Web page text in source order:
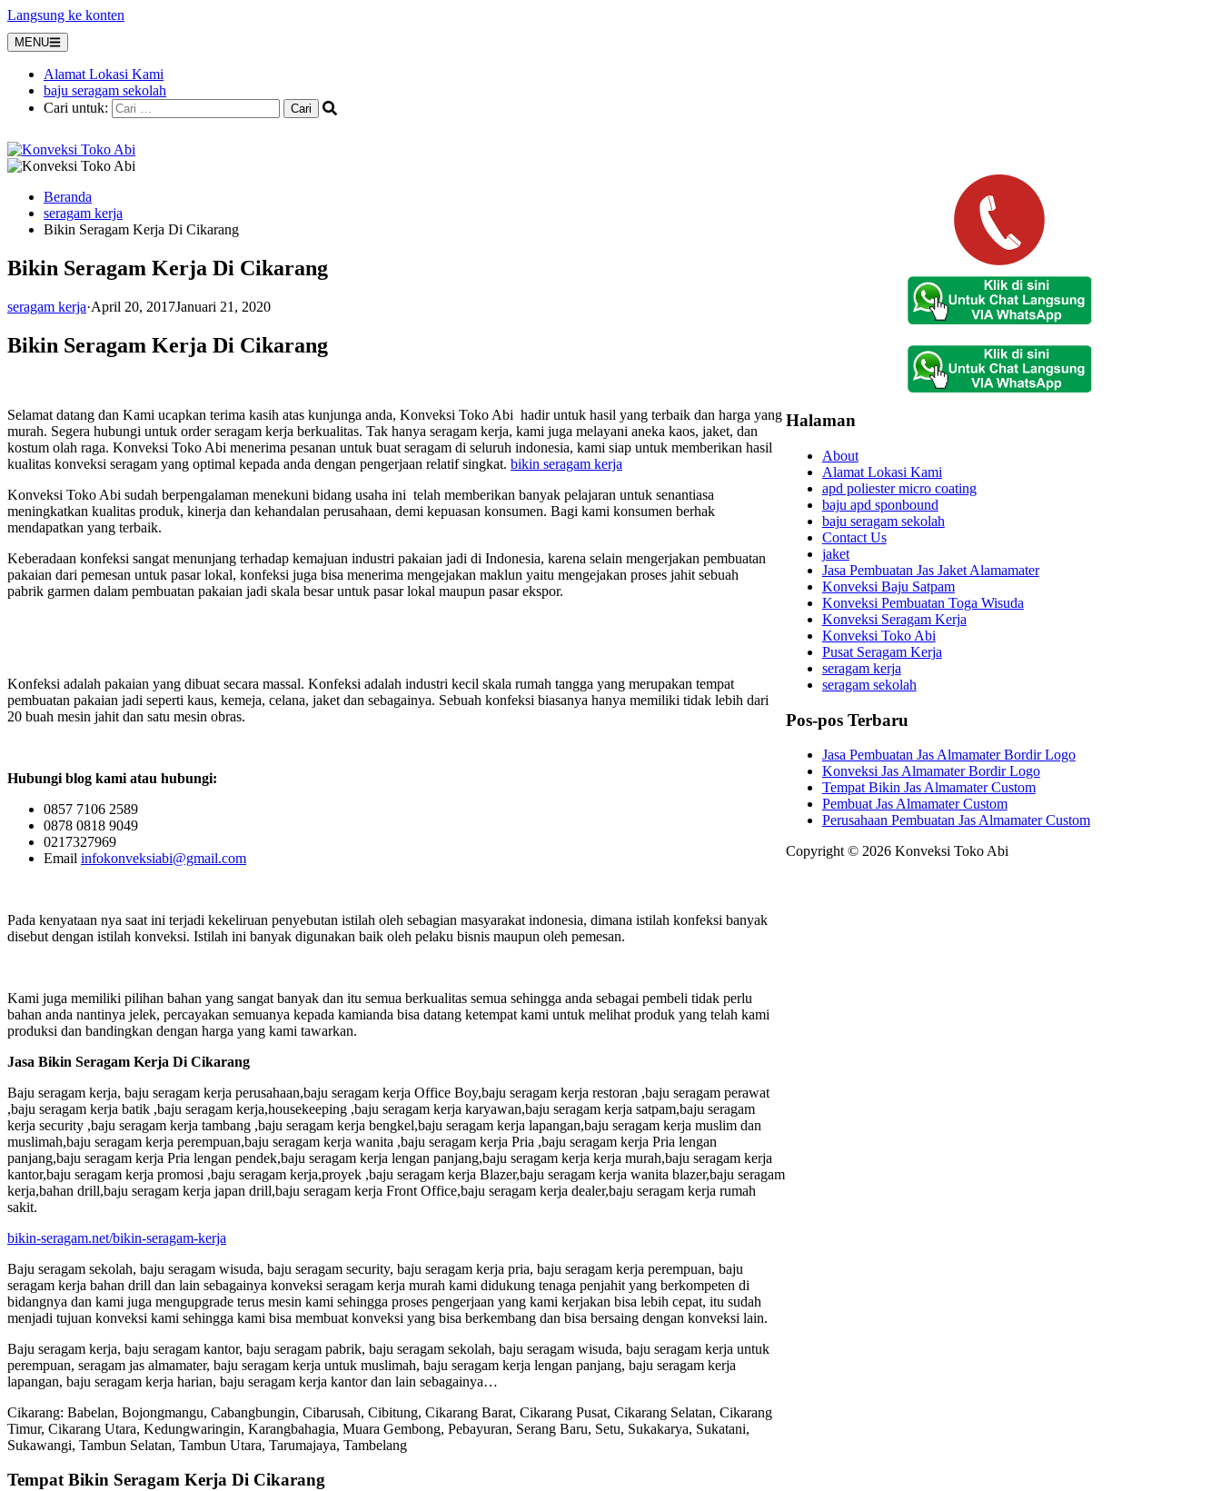
Langsung ke konten
MENU
Alamat Lokasi Kami
baju seragam sekolah
Cari untuk:
Beranda
seragam kerja
Bikin Seragam Kerja Di Cikarang
Bikin Seragam Kerja Di Cikarang
seragam kerja·April 20, 2017Januari 21, 2020
Bikin Seragam Kerja Di Cikarang
Selamat datang dan Kami ucapkan terima kasih atas kunjunga anda, Konveksi Toko Abi hadir untuk hasil yang terbaik dan harga yang
murah. Segera hubungi untuk order seragam kerja berkualitas. Tak hanya seragam kerja, kami juga melayani aneka kaos, jaket, dan
kostum olah raga. Konveksi Toko Abi menerima pesanan untuk buat seragam di seluruh indonesia, kami siap untuk memberikan hasil
kualitas konveksi seragam yang optimal kepada anda dengan pengerjaan relatif singkat. bikin seragam kerja
Konveksi Toko Abi sudah berpengalaman menekuni bidang usaha ini telah memberikan banyak pelajaran untuk senantiasa
meningkatkan kualitas produk, kinerja dan kehandalan perusahaan, demi kepuasan konsumen. Bagi kami konsumen berhak
mendapatkan yang terbaik.
Keberadaan konfeksi sangat menunjang terhadap kemajuan industri pakaian jadi di Indonesia, karena selain mengerjakan pembuatan
pakaian dari pemesan untuk pasar lokal, konfeksi juga bisa menerima mengejakan maklun yaitu mengejakan proses jahit sebuah
pabrik garmen dalam pembuatan pakaian jadi skala besar untuk pasar lokal maupun pasar ekspor.
Konfeksi adalah pakaian yang dibuat secara massal. Konfeksi adalah industri kecil skala rumah tangga yang merupakan tempat
pembuatan pakaian jadi seperti kaus, kemeja, celana, jaket dan sebagainya. Sebuah konfeksi biasanya hanya memiliki tidak lebih dari
20 buah mesin jahit dan satu mesin obras.
Hubungi blog kami atau hubungi:
0857 7106 2589
0878 0818 9049
0217327969
Email infokonveksiabi@gmail.com
Pada kenyataan nya saat ini terjadi kekeliruan penyebutan istilah oleh sebagian masyarakat indonesia, dimana istilah konfeksi banyak
disebut dengan istilah konveksi. Istilah ini banyak digunakan baik oleh pelaku bisnis maupun oleh pemesan.
Kami juga memiliki pilihan bahan yang sangat banyak dan itu semua berkualitas semua sehingga anda sebagai pembeli tidak perlu
bahan anda nantinya jelek, percayakan semuanya kepada kamianda bisa datang ketempat kami untuk melihat produk yang telah kami
produksi dan bandingkan dengan harga yang kami tawarkan.
Jasa Bikin Seragam Kerja Di Cikarang
Baju seragam kerja, baju seragam kerja perusahaan,baju seragam kerja Office Boy,baju seragam kerja restoran ,baju seragam perawat
,baju seragam kerja batik ,baju seragam kerja,housekeeping ,baju seragam kerja karyawan,baju seragam kerja satpam,baju seragam
kerja security ,baju seragam kerja tambang ,baju seragam kerja bengkel,baju seragam kerja lapangan,baju seragam kerja muslim dan
muslimah,baju seragam kerja perempuan,baju seragam kerja wanita ,baju seragam kerja Pria ,baju seragam kerja Pria lengan
panjang,baju seragam kerja Pria lengan pendek,baju seragam kerja lengan panjang,baju seragam kerja kerja murah,baju seragam kerja
kantor,baju seragam kerja promosi ,baju seragam kerja,proyek ,baju seragam kerja Blazer,baju seragam kerja wanita blazer,baju seragam
kerja,bahan drill,baju seragam kerja japan drill,baju seragam kerja Front Office,baju seragam kerja dealer,baju seragam kerja rumah
sakit.
bikin-seragam.net/bikin-seragam-kerja
Baju seragam sekolah, baju seragam wisuda, baju seragam security, baju seragam kerja pria, baju seragam kerja perempuan, baju
seragam kerja bahan drill dan lain sebagainya konveksi seragam kerja murah kami didukung tenaga penjahit yang berkompeten di
bidangnya dan kami juga mengupgrade terus mesin kami sehingga proses pengerjaan yang kami kerjakan bisa lebih cepat, itu sudah
menjadi tujuan konveksi kami sehingga kami bisa membuat konveksi yang bisa berkembang dan bisa bersaing dengan konveksi lain.
Baju seragam kerja, baju seragam kantor, baju seragam pabrik, baju seragam sekolah, baju seragam wisuda, baju seragam kerja untuk
perempuan, seragam jas almamater, baju seragam kerja untuk muslimah, baju seragam kerja lengan panjang, baju seragam kerja
lapangan, baju seragam kerja harian, baju seragam kerja kantor dan lain sebagainya…
Cikarang: Babelan, Bojongmangu, Cabangbungin, Cibarusah, Cibitung, Cikarang Barat, Cikarang Pusat, Cikarang Selatan, Cikarang
Timur, Cikarang Utara, Kedungwaringin, Karangbahagia, Muara Gembong, Pebayuran, Serang Baru, Setu, Sukakarya, Sukatani,
Sukawangi, Tambun Selatan, Tambun Utara, Tarumajaya, Tambelang
Tempat Bikin Seragam Kerja Di Cikarang
Halaman
About
Alamat Lokasi Kami
apd poliester micro coating
baju apd sponbound
baju seragam sekolah
Contact Us
jaket
Jasa Pembuatan Jas Jaket Alamamater
Konveksi Baju Satpam
Konveksi Pembuatan Toga Wisuda
Konveksi Seragam Kerja
Konveksi Toko Abi
Pusat Seragam Kerja
seragam kerja
seragam sekolah
Pos-pos Terbaru
Jasa Pembuatan Jas Almamater Bordir Logo
Konveksi Jas Almamater Bordir Logo
Tempat Bikin Jas Almamater Custom
Pembuat Jas Almamater Custom
Perusahaan Pembuatan Jas Almamater Custom
Copyright © 2026 Konveksi Toko Abi